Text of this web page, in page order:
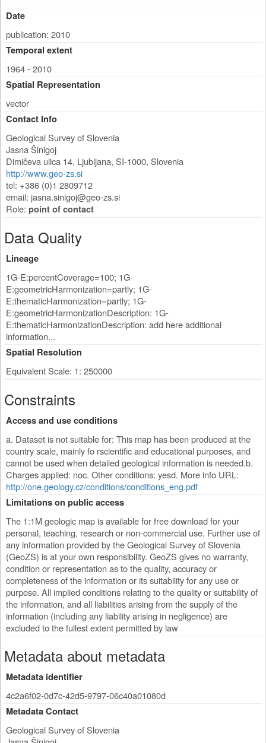
Date
publication: 2010
Temporal extent
1964 - 2010
Spatial Representation
vector
Contact Info
Geological Survey of Slovenia
Jasna Šinigoj
Dimičeva ulica 14, Ljubljana, SI-1000, Slovenia
http://www.geo-zs.si
tel: +386 (0)1 2809712
email: jasna.sinigoj@geo-zs.si
Role: point of contact
Data Quality
Lineage
1G-E:percentCoverage=100; 1G-
E:geometricHarmonization=partly; 1G-
E:thematicHarmonization=partly; 1G-
E:geometricHarmonizationDescription: 1G-
E:thematicHarmonizationDescription: add here additional
information...
Spatial Resolution
Equivalent Scale: 1: 250000
Constraints
Access and use conditions
a. Dataset is not suitable for: This map has been produced at the
country scale, mainly fo rscientific and educational purposes, and
cannot be used when detailed geological information is needed.b.
Charges applied: noc. Other conditions: yesd. More info URL:
http://one.geology.cz/conditions/conditions_eng.pdf
Limitations on public access
The 1:1M geologic map is available for free download for your
personal, teaching, research or non-commercial use. Further use of
any information provided by the Geological Survey of Slovenia
(GeoZS) is at your own responsibility. GeoZS gives no warranty,
condition or representation as to the quality, accuracy or
completeness of the information or its suitability for any use or
purpose. All implied conditions relating to the quality or suitability of
the information, and all liabilities arising from the supply of the
information (including any liability arising in negligence) are
excluded to the fullest extent permitted by law
Metadata about metadata
Metadata identifier
4c2a6f02-0d7c-42d5-9797-06c40a01080d
Metadata Contact
Geological Survey of Slovenia